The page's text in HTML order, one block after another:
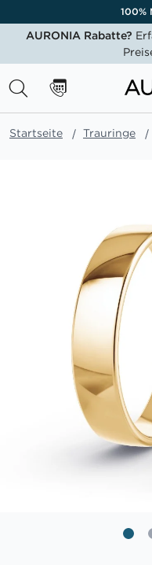
100%
AURONIA Rabatte?
Startseite Trauringe